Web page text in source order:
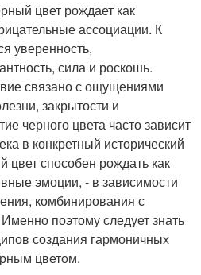
цвет рождает как
ассоциации. К
уверенность,
сила и роскошь.
связано с ощущениями
закрытости и
черного цвета часто зависит
в конкретный исторический
способен рождать как
эмоции, - в зависимости
комбинирования с
поэтому следует знать
создания гармоничных
цветом.